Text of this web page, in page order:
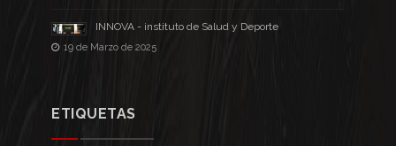
INNOVA - instituto de Salud y Deporte
19 de Marzo de 2025
ETIQUETAS